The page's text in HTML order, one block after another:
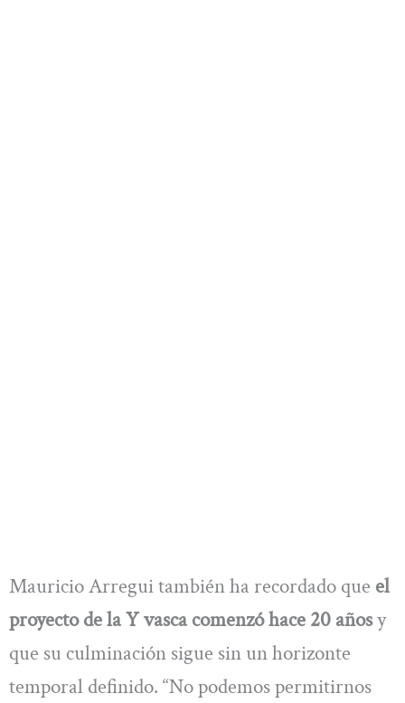
Mauricio Arregui también ha recordado que el
proyecto de la Y vasca comenzó hace 20 añosy
que su culminación sigue sin un horizonte
temporal definido. “No podemos permitirnos